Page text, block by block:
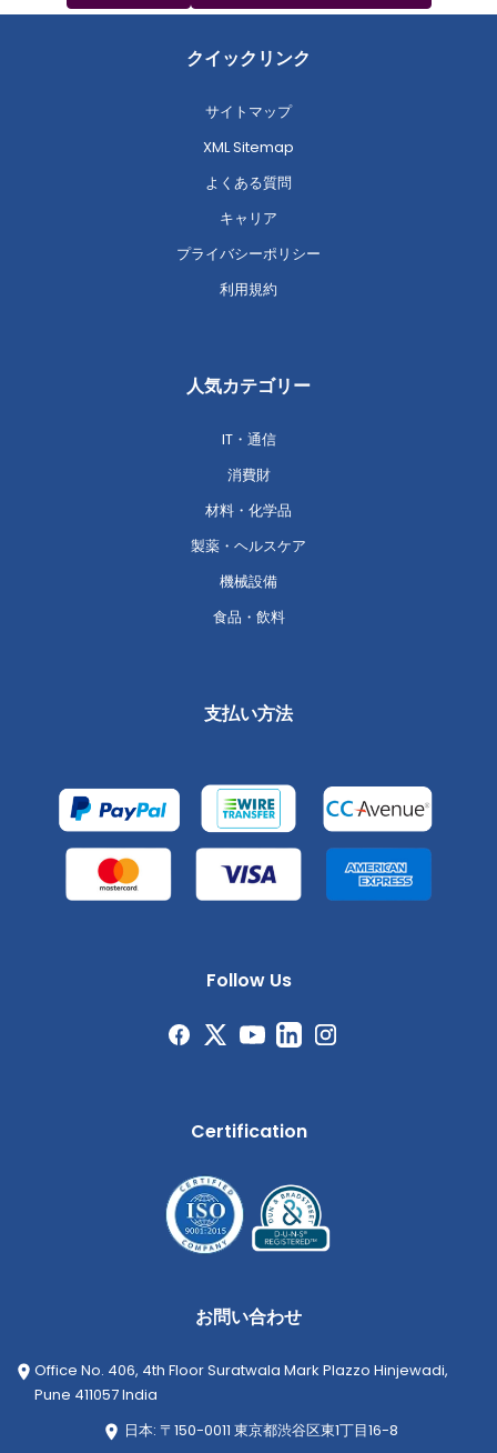
クイックリンク
サイトマップ
XML Sitemap
よくある質問
キャリア
プライバシーポリシー
利用規約
人気カテゴリー
IT・通信
消費財
材料・化学品
製薬・ヘルスケア
機械設備
食品・飲料
支払い方法
Follow Us
Certification
お問い合わせ
Office No. 406, 4th Floor Suratwala Mark Plazzo Hinjewadi,
Pune 411057 India
日本: 〒150-0011 東京都渋谷区東1丁目16-8